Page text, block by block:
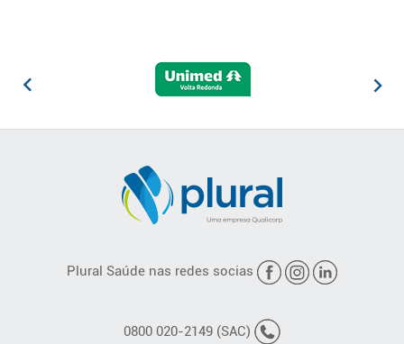
Plural Saúde nas redes socias
0800 020-2149 (SAC)